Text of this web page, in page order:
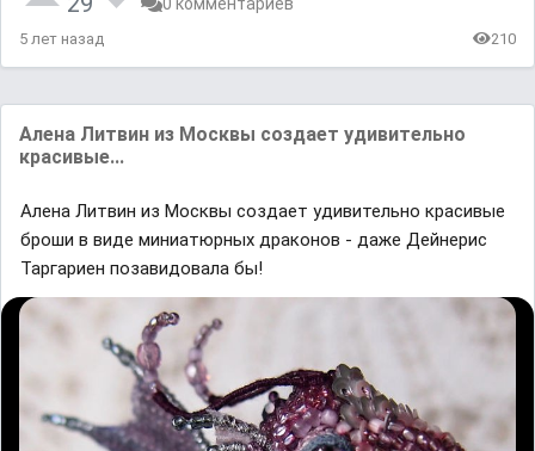
5 лет назад 210
Алена Литвин из Москвы создает удивительно
красивые...
Алена Литвин из Москвы создает удивительно красивые
броши в виде миниатюрных драконов - даже Дейнерис
Таргариен позавидовала бы!